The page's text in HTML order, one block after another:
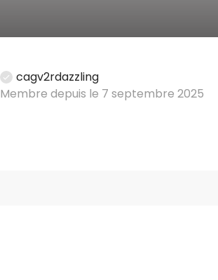
cagv2rdazzling
Membre depuis le 7 septembre 2025